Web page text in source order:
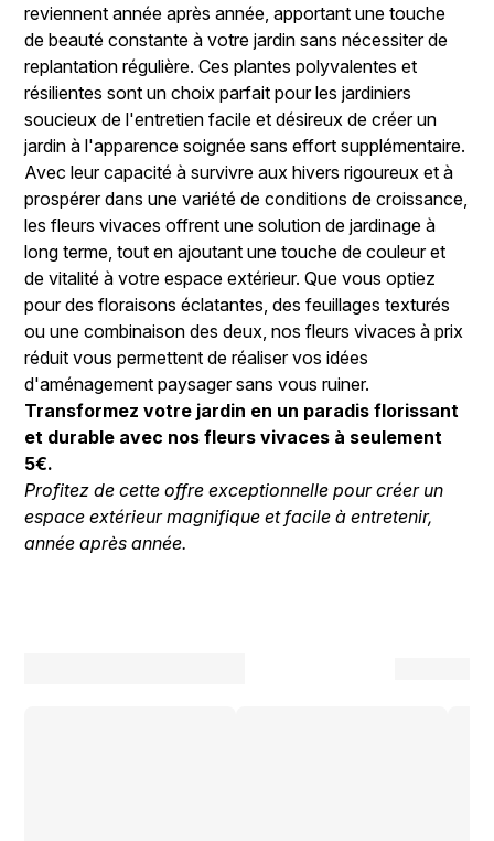
reviennent année après année, apportant une touche
de beauté constante à votre jardin sans nécessiter de
replantation régulière. Ces plantes polyvalentes et
résilientes sont un choix parfait pour les jardiniers
soucieux de l'entretien facile et désireux de créer un
jardin à l'apparence soignée sans effort supplémentaire.
Avec leur capacité à survivre aux hivers rigoureux et à
prospérer dans une variété de conditions de croissance,
les fleurs vivaces offrent une solution de jardinage à
long terme, tout en ajoutant une touche de couleur et
de vitalité à votre espace extérieur. Que vous optiez
pour des floraisons éclatantes, des feuillages texturés
ou une combinaison des deux, nos fleurs vivaces à prix
réduit vous permettent de réaliser vos idées
d'aménagement paysager sans vous ruiner.
Transformez votre jardin en un paradis florissant
et durable avec nos fleurs vivaces à seulement
5€.
Profitez de cette offre exceptionnelle pour créer un
espace extérieur magnifique et facile à entretenir,
année après année.